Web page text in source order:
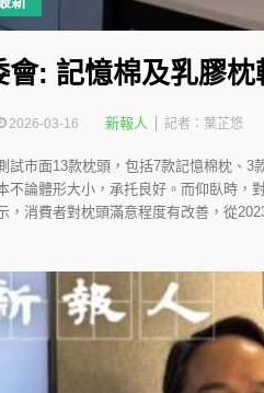
會: 記憶棉及乳膠
2026-03-16 新報人 記者：葉芷悠
試市面13款枕頭，包括7款記憶棉枕、
不論體形大小，承托良好。而仰臥時
，消費者對枕頭滿意程度有改善，從